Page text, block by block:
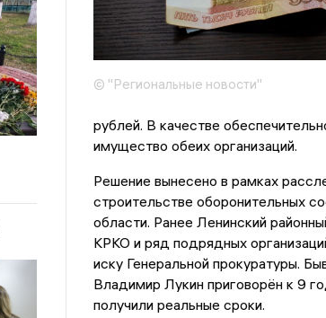
© "Региональные новости"
рублей. В качестве
имущество обеих организаций.
Решение вынесено в рамках
строительстве оборонительных
области. Ранее Ленинский
КРКО и ряд подрядных
иску Генеральной прокуратуры.
Владимир Лукин приговорён к 9
получили реальные сроки.